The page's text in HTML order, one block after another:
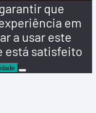
que
em
a usar este
está satisfeito